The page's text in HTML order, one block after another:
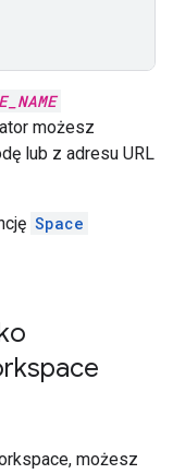
możesz
lub z adresu URL
Space
możesz